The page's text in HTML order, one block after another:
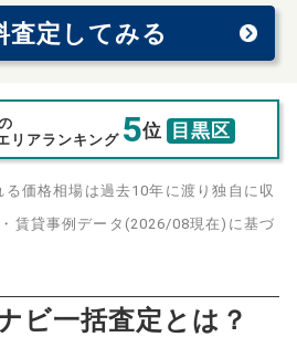
査定 してみる
リアランキング 5位 目黒区
価格相場は過去10年に渡り独自に収
賃貸事例データ(2026/08現在)に基づ
ビ一括査定とは？